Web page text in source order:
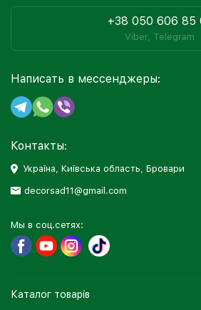
+38 050 606 85
Viber, Telegram
Написать в мессенджеры:
Контакты:
Україна, Київська область, Бровари
decorsad11@gmail.com
Мы в соц.сетях:
Каталог товарів